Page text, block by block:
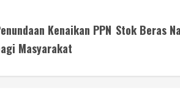
Kenaikan PPN
Masyarakat
Stok Beras